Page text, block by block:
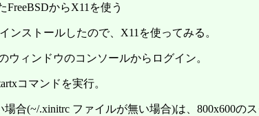
FreeBSDからX11を使う
ンストールしたので、X11を使ってみる。
ウィンドウのコンソールからログイン。
コマンドを実行。
合(~/.xinitrc ファイルが無い場合)は、800x600の